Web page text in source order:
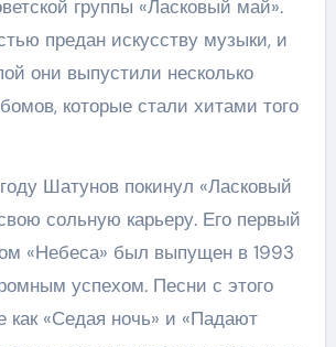
группы «Ласковый май».
предан искусству музыки, и
они выпустили несколько
которые стали хитами того
Шатунов покинул «Ласковый
сольную карьеру. Его первый
«Небеса» был выпущен в 1993
успехом. Песни с этого
как «Седая ночь» и «Падают